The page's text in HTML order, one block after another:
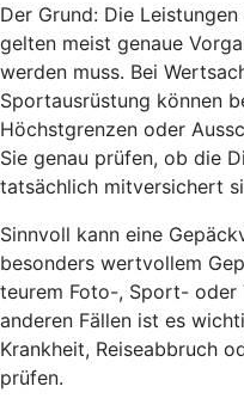
Der Grund: Die
gelten meist genaue
werden muss. Bei
Sportausrüstung können
Höchstgrenzen oder
Sie genau prüfen, ob die
tatsächlich mitversichert
Sinnvoll kann eine
besonders wertvollem
teurem Foto-, Sport- oder
anderen Fällen ist es
Krankheit, Reiseabbruch
prüfen.